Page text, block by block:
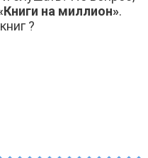
на миллион».
?